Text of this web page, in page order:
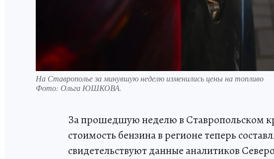
На Ставрополье за минувшую неделю изменились цены на топливо
Фото: Ольга ЮШКОВА.
За прошедшую неделю в Ставропольском
стоимость бензина в регионе теперь
свидетельствуют данные аналитиков